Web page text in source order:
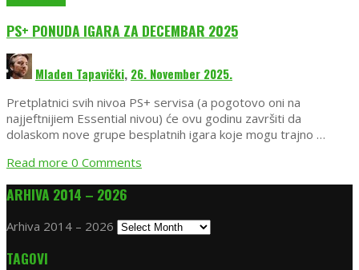
PS+ PONUDA IGARA ZA DECEMBAR 2025
Mladen Tapavički, 26. November 2025.
Pretplatnici svih nivoa PS+ servisa (a pogotovo oni na
najjeftnijiem Essential nivou) će ovu godinu završiti da
dolaskom nove grupe besplatnih igara koje mogu trajno …
Read more 0 Comments
ARHIVA 2014 – 2026
Arhiva 2014 – 2026
TAGOVI